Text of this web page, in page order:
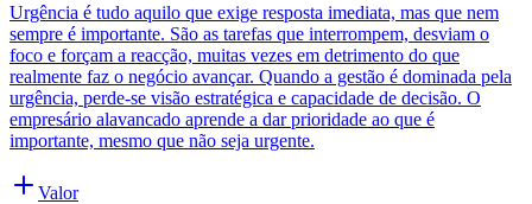
Urgência é tudo aquilo que exige resposta imediata, mas que nem
sempre é importante. São as tarefas que interrompem, desviam o
foco e forçam a reacção, muitas vezes em detrimento do que
realmente faz o negócio avançar. Quando a gestão é dominada pela
urgência, perde-se visão estratégica e capacidade de decisão. O
empresário alavancado aprende a dar prioridade ao que é
importante, mesmo que não seja urgente.
Valor